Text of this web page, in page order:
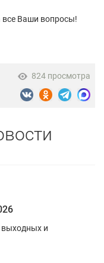
все Ваши вопросы!
824 просмотра
и